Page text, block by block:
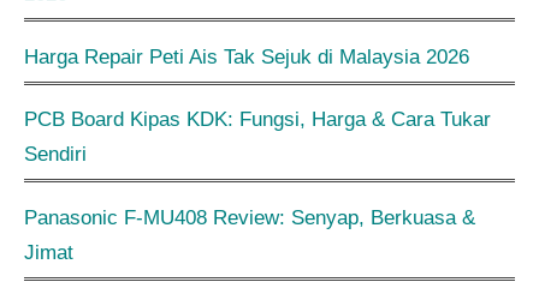
Harga Repair Peti Ais Tak Sejuk di Malaysia 2026
PCB Board Kipas KDK: Fungsi, Harga & Cara Tukar
Sendiri
Panasonic F-MU408 Review: Senyap, Berkuasa &
Jimat